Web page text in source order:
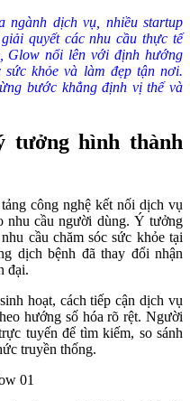
ngành dịch vụ, nhiều startup
quyết các nhu cầu thực tế
Glow nổi lên với định hướng
khỏe và làm đẹp tận nơi.
bước khẳng định vị thế và
tưởng hình thành
công nghệ kết nối dịch vụ
nhu cầu người dùng. Ý tưởng
cầu chăm sóc sức khỏe tại
dịch bệnh đã thay đổi nhận
đại.
hoạt, cách tiếp cận dịch vụ
hướng số hóa rõ rệt. Người
tuyến để tìm kiếm, so sánh
truyền thống.